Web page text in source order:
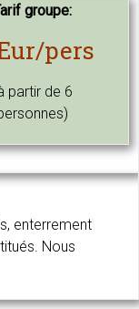
groupe:
pers
partir de 6
enterrement
Nous